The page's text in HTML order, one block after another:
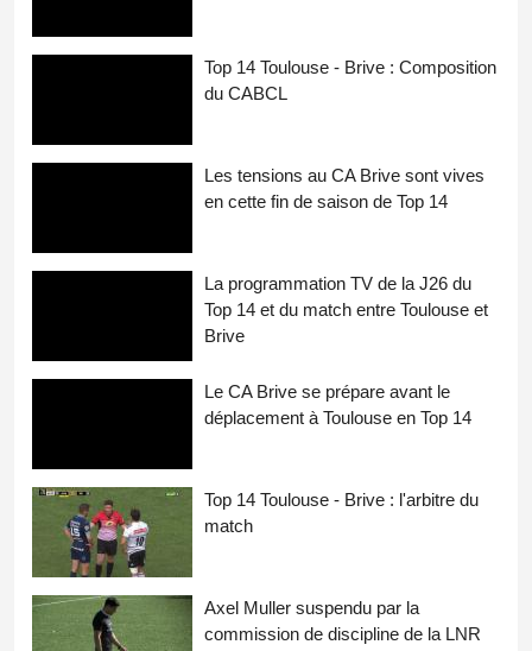
Top 14 Toulouse - Brive : Composition
du CABCL
Les tensions au CA Brive sont vives
en cette fin de saison de Top 14
La programmation TV de la J26 du
Top 14 et du match entre Toulouse et
Brive
Le CA Brive se prépare avant le
déplacement à Toulouse en Top 14
Top 14 Toulouse - Brive : l'arbitre du
match
Axel Muller suspendu par la
commission de discipline de la LNR